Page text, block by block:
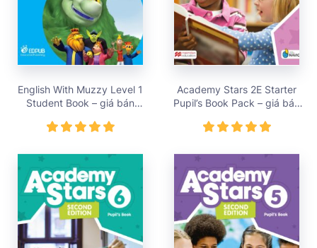
English With Muzzy Level 1
Student Book – giá bán
Academy Stars 2E Starter
Pupil’s Book Pack – giá bán